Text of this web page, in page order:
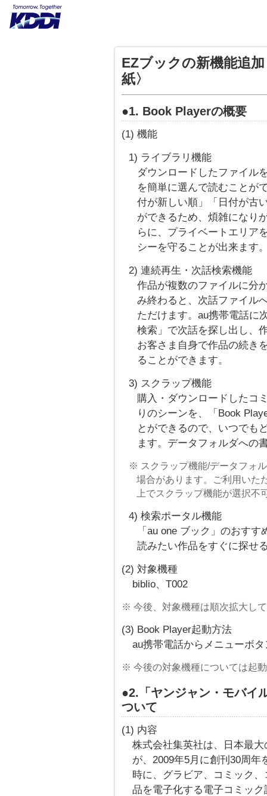
EZブックの新機能追
紙〉
●1. Book Playerの概要
(1) 機能
1) ライブラリ機能
ダウンロードしたファイル
を簡単に選んで読むことが
付が新しい順」「日付が古
ができるため、煩雑になり
らに、プライベートエリア
シーを守ることが出来ます
2) 連続再生・次話検索機能
作品が複数のファイルに分
み終わると、次話ファイル
ただけます。au携帯電話に
検索」で次話を探し出し、
お客さま自身で作品の続き
ることができます。
3) スクラップ機能
購入・ダウンロードしたコ
りのシーンを、「Book
とができるので、いつでも
ます。データフォルダへの
※ スクラップ機能/データフォ
場合があります。ご利用いた
上でスクラップ機能が選択不
4) 検索ポータル機能
「au one ブック」のおす
読みたい作品をすぐに探せ
(2) 対象機種
biblio、T002
※ 今後、対象機種は順次拡大し
(3) Book Player起動方法
au携帯電話からメニューボ
※ 今後の対象機種については起
●2.「ヤンジャン・モバイ
ついて
(1) 内容
株式会社集英社は、日本最
が、2009年5月に創刊30周
時に、グラビア、コミック
品を電子化する電子コミッ